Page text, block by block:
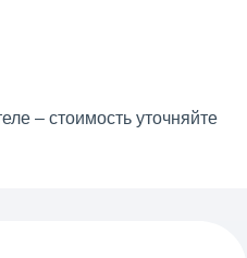
– стоимость уточняйте